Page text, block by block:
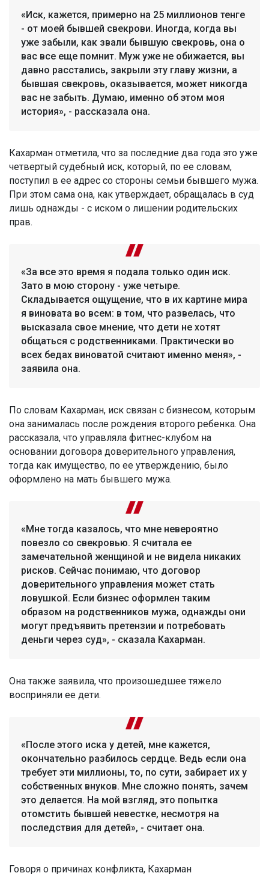
«Иск, кажется, примерно на 25 миллионов тенге
- от моей бывшей свекрови. Иногда, когда вы
уже забыли, как звали бывшую свекровь, она о
вас все еще помнит. Муж уже не обижается, вы
давно расстались, закрыли эту главу жизни, а
бывшая свекровь, оказывается, может никогда
вас не забыть. Думаю, именно об этом моя
история», - рассказала она.
Кахарман отметила, что за последние два года это уже
четвертый судебный иск, который, по ее словам,
поступил в ее адрес со стороны семьи бывшего мужа.
При этом сама она, как утверждает, обращалась в суд
лишь однажды - с иском о лишении родительских
прав.
«За все это время я подала только один иск.
Зато в мою сторону - уже четыре.
Складывается ощущение, что в их картине мира
я виновата во всем: в том, что развелась, что
высказала свое мнение, что дети не хотят
общаться с родственниками. Практически во
всех бедах виноватой считают именно меня», -
заявила она.
По словам Кахарман, иск связан с бизнесом, которым
она занималась после рождения второго ребенка. Она
рассказала, что управляла фитнес-клубом на
основании договора доверительного управления,
тогда как имущество, по ее утверждению, было
оформлено на мать бывшего мужа.
«Мне тогда казалось, что мне невероятно
повезло со свекровью. Я считала ее
замечательной женщиной и не видела никаких
рисков. Сейчас понимаю, что договор
доверительного управления может стать
ловушкой. Если бизнес оформлен таким
образом на родственников мужа, однажды они
могут предъявить претензии и потребовать
деньги через суд», - сказала Кахарман.
Она также заявила, что произошедшее тяжело
восприняли ее дети.
«После этого иска у детей, мне кажется,
окончательно разбилось сердце. Ведь если она
требует эти миллионы, то, по сути, забирает их у
собственных внуков. Мне сложно понять, зачем
это делается. На мой взгляд, это попытка
отомстить бывшей невестке, несмотря на
последствия для детей», - считает она.
Говоря о причинах конфликта, Кахарман